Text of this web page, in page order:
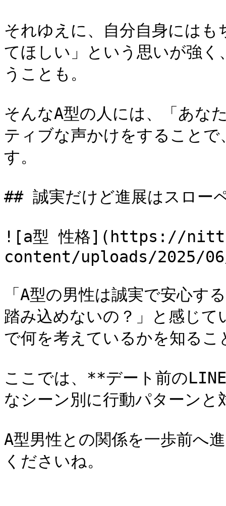
それゆえに、自分自身には
てほしい」という思いが強
うことも。
そんなA型の人には、「あな
ティブな声かけをすること
す。
## 誠実だけど進展はスロー
![a型 性格](https://
content/uploads/2025/
「A型の男性は誠実で安心す
踏み込めないの？」と感じ
で何を考えているかを知るこ
ここでは、**デート前の
なシーン別に行動パターン
A型男性との関係を一歩前へ
くださいね。